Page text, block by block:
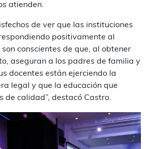
atienden.
de ver que las instituciones
positivamente al
conscientes de que, al obtener
aseguran a los padres de familia y
docentes están ejerciendo la
legal y que la educación que
de calidad”, destacó Castro.